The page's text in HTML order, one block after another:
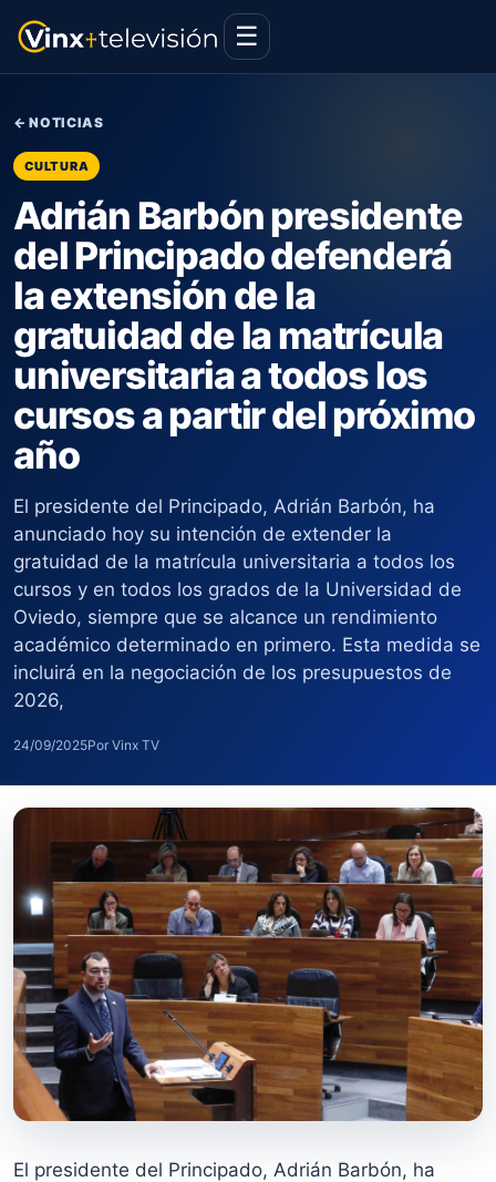
☰
← NOTICIAS
CULTURA
Adrián Barbón presidente
del Principado defenderá
la extensión de la
gratuidad de la matrícula
universitaria a todos los
cursos a partir del próximo
año
El presidente del Principado, Adrián Barbón, ha
anunciado hoy su intención de extender la
gratuidad de la matrícula universitaria a todos los
cursos y en todos los grados de la Universidad de
Oviedo, siempre que se alcance un rendimiento
académico determinado en primero. Esta medida se
incluirá en la negociación de los presupuestos de
2026,
24/09/2025Por Vinx TV
El presidente del Principado, Adrián Barbón, ha